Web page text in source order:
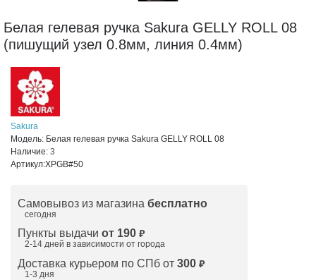
Белая гелевая ручка Sakura GELLY ROLL 08
(пишущий узел 0.8мм, линия 0.4мм)
Sakura
Модель: Белая гелевая ручка Sakura GELLY ROLL 08
Наличие: 3
Артикул:XPGB#50
Самовывоз из магазина бесплатно
сегодня
Пункты выдачи от 190 ₽
2-14 дней в зависимости от города
Доставка курьером по СПб от 300 ₽
1-3 дня